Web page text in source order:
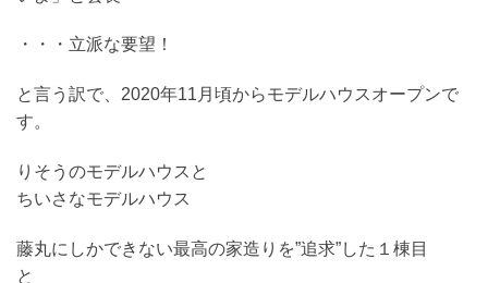
・・・立派な要望！
と言う訳で、2020年11月頃からモデルハウスオープンで
す。
りそうのモデルハウスと
ちいさなモデルハウス
藤丸にしかできない最高の家造りを”追求”した１棟目
と